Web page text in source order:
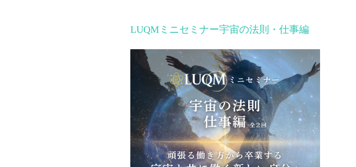
LUQMミニセミナー宇宙の法則・仕事編